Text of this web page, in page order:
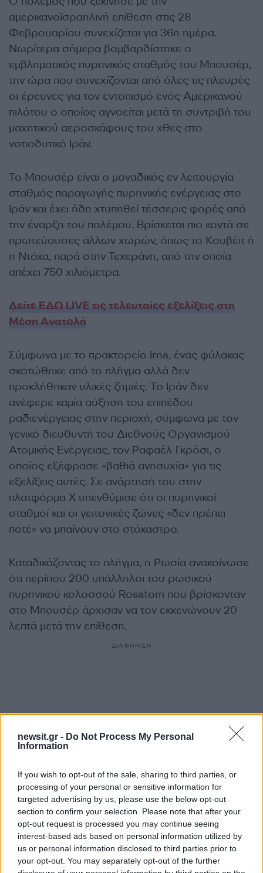
newsit.gr - Do Not Process My Personal
Information
If you wish to opt-out of the sale, sharing to third parties, or
processing of your personal or sensitive information for
targeted advertising by us, please use the below opt-out
section to confirm your selection. Please note that after your
opt-out request is processed you may continue seeing
interest-based ads based on personal information utilized by
us or personal information disclosed to third parties prior to
your opt-out. You may separately opt-out of the further
αμερικανοϊσραηλινή επίθεση στις 28
Φεβρουαρίου συνεχίζεται για 36η ημέρα.
Νωρίτερα σήμερα βομβαρδίστηκε ο
εμβληματικός πυρηνικός σταθμός του Μπουσέρ,
την ώρα που συνεχίζονται από όλες τις πλευρές
οι έρευνες για τον εντοπισμό ενός Αμερικανού
πιλότου ο οποίος αγνοείται μετά τη συντριβή του
μαχητικού αεροσκάφους του χθες στο
νοτιοδυτικό Ιράν.
Το Μπουσέρ είναι ο μοναδικός εν λειτουργία
σταθμός παραγωγής πυρηνικής ενέργειας στο
Ιράν και έχει ήδη χτυπηθεί τέσσερις φορές από
την έναρξη του πολέμου. Βρίσκεται πιο κοντά σε
πρωτεύουσες άλλων χωρών, όπως το Κουβέιτ ή
η Ντόχα, παρά στην Τεχεράνη, από την οποία
απέχει 750 χιλιόμετρα.
Δείτε ΕΔΩ LIVE τις τελευταίες εξελίξεις στη
Μέση Ανατολή
Σύμφωνα με το πρακτορείο Irna, ένας φύλακας
σκοτώθηκε από το πλήγμα αλλά δεν
προκλήθηκαν υλικές ζημιές. Το Ιράν δεν
ανέφερε καμία αύξηση του επιπέδου
ραδιενέργειας στην περιοχή, σύμφωνα με τον
γενικό διευθυντή του Διεθνούς Οργανισμού
Ατομικής Ενέργειας, τον Ραφαέλ Γκρόσι, ο
οποίος εξέφρασε «βαθιά ανησυχία» για τις
εξελίξεις αυτές. Σε ανάρτησή του στην
πλατφόρμα Χ υπενθύμισε ότι οι πυρηνικοί
σταθμοί και οι γειτονικές ζώνες «δεν πρέπει
ποτέ» να μπαίνουν στο στόχαστρο.
Καταδικάζοντας το πλήγμα, η Ρωσία ανακοίνωσε
ότι περίπου 200 υπάλληλοι του ρωσικού
πυρηνικού κολοσσού Rosatom που βρίσκονταν
στο Μπουσέρ άρχισαν να τον εκκενώνουν 20
λεπτά μετά την επίθεση.
ΔΙΑΦΗΜΙΣΗ
Αν τα χάσατε
Ανανεώθηκε πριν
2 ώρες